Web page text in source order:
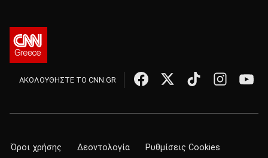
ΑΚΟΛΟΥΘΗΣΤΕ ΤΟ CNN.GR
Όροι χρήσης Δεοντολογία Ρυθμίσεις Cookies